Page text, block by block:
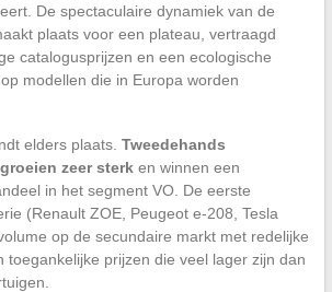
De spectaculaire dynamiek van de
plaats voor een plateau, vertraagd
catalogusprijzen en een ecologische
modellen die in Europa worden
elders plaats. Tweedehands
zeer sterken winnen een
in het segment VO. De eerste
(Renault ZOE, Peugeot e-208, Tesla
op de secundaire markt met redelijke
toegankelijke prijzen die veel lager zijn dan